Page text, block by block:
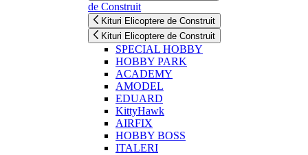
de Construit
Kituri Elicoptere de Construit
Kituri Elicoptere de Construit
SPECIAL HOBBY
HOBBY PARK
ACADEMY
AMODEL
EDUARD
KittyHawk
AIRFIX
HOBBY BOSS
ITALERI